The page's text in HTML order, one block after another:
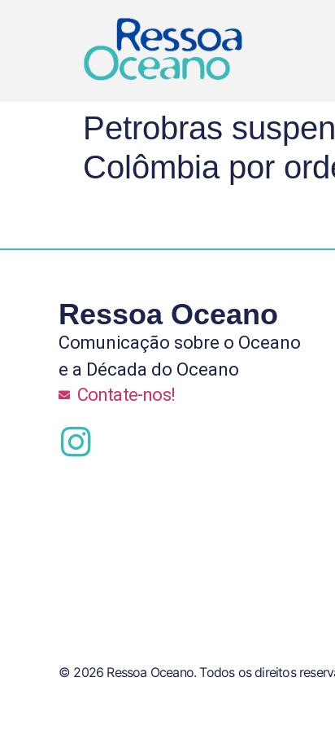
Petrobras
Colômbia por
Ressoa Oceano
Comunicação sobre o Oceano
e a Década do Oceano
Contate-nos!
© 2026 Ressoa Oceano. Todos os direitos